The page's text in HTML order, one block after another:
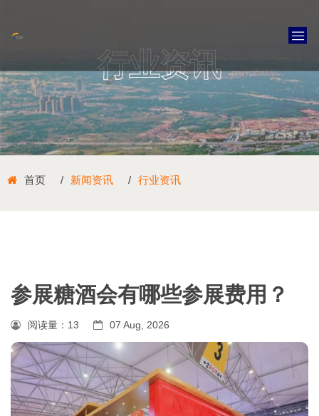
行业资讯
首页 新闻资讯 行业资讯
参展糖酒会有哪些参展费用？
阅读量： 13 07 Aug, 2026